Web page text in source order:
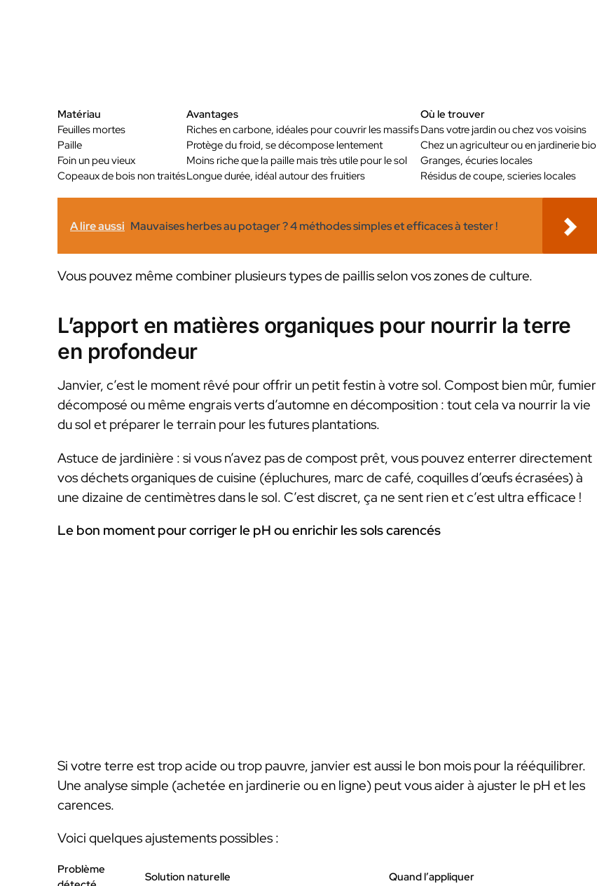
Matériau Avantages
Où le trouver
Feuilles mortes
Riches en carbone, idéales pour couvrir les massifsDans votre jardin ou chez vos voisins
Paille
Protège du froid, se décompose lentement
Chez un agriculteur ou en jardinerie bio
Foin un peu vieux
Moins riche que la paille mais très utile pour le sol
Granges, écuries locales
Copeaux de bois non traitésLongue durée, idéal autour des fruitiers Résidus de coupe, scieries locales
A lire aussi Mauvaises herbes au potager ? 4 méthodes simples et efficaces à tester !
Vous pouvez même combiner plusieurs types de paillis selon vos zones de culture.
L’apport en matières organiques pour nourrir la terre
en profondeur
Janvier, c’est le moment rêvé pour offrir un petit festin à votre sol. Compost bien mûr, fumier
décomposé ou même engrais verts d’automne en décomposition : tout cela va nourrir la vie
du sol et préparer le terrain pour les futures plantations.
Astuce de jardinière : si vous n’avez pas de compost prêt, vous pouvez enterrer directement
vos déchets organiques de cuisine (épluchures, marc de café, coquilles d’œufs écrasées) à
une dizaine de centimètres dans le sol. C’est discret, ça ne sent rien et c’est ultra efficace !
Le bon moment pour corriger le pH ou enrichir les sols carencés
Si votre terre est trop acide ou trop pauvre, janvier est aussi le bon mois pour la rééquilibrer.
Une analyse simple (achetée en jardinerie ou en ligne) peut vous aider à ajuster le pH et les
carences.
Voici quelques ajustements possibles :
Problème
Solution naturelle Quand l’appliquer